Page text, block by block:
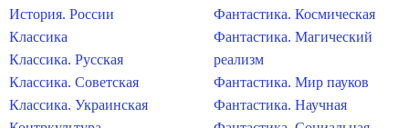
История. России
Классика
Классика. Русская
Классика. Советская
Классика. Украинская
Фантастика. Космическая
Фантастика. Магический
реализм
Фантастика. Мир пауков
Фантастика. Научная